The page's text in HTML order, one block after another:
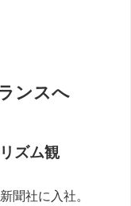
ンスへ
ズム観
聞社に入社。